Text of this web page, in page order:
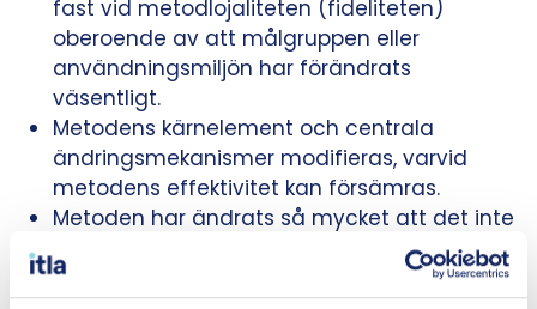
fast vid metodlojaliteten (fideliteten)
oberoende av att målgruppen eller
användningsmiljön har förändrats
väsentligt.
Metodens kärnelement och centrala
ändringsmekanismer modifieras, varvid
metodens effektivitet kan försämras.
Metoden har ändrats så mycket att det inte
längre handlar om en anpassning, utan om
en helt ny metod.